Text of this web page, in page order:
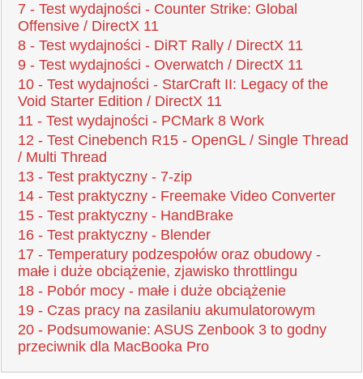
7 - Test wydajności - Counter Strike: Global
Offensive / DirectX 11
8 - Test wydajności - DiRT Rally / DirectX 11
9 - Test wydajności - Overwatch / DirectX 11
10 - Test wydajności - StarCraft II: Legacy of the
Void Starter Edition / DirectX 11
11 - Test wydajności - PCMark 8 Work
12 - Test Cinebench R15 - OpenGL / Single Thread
/ Multi Thread
13 - Test praktyczny - 7-zip
14 - Test praktyczny - Freemake Video Converter
15 - Test praktyczny - HandBrake
16 - Test praktyczny - Blender
17 - Temperatury podzespołów oraz obudowy -
małe i duże obciążenie, zjawisko throttlingu
18 - Pobór mocy - małe i duże obciążenie
19 - Czas pracy na zasilaniu akumulatorowym
20 - Podsumowanie: ASUS Zenbook 3 to godny
przeciwnik dla MacBooka Pro